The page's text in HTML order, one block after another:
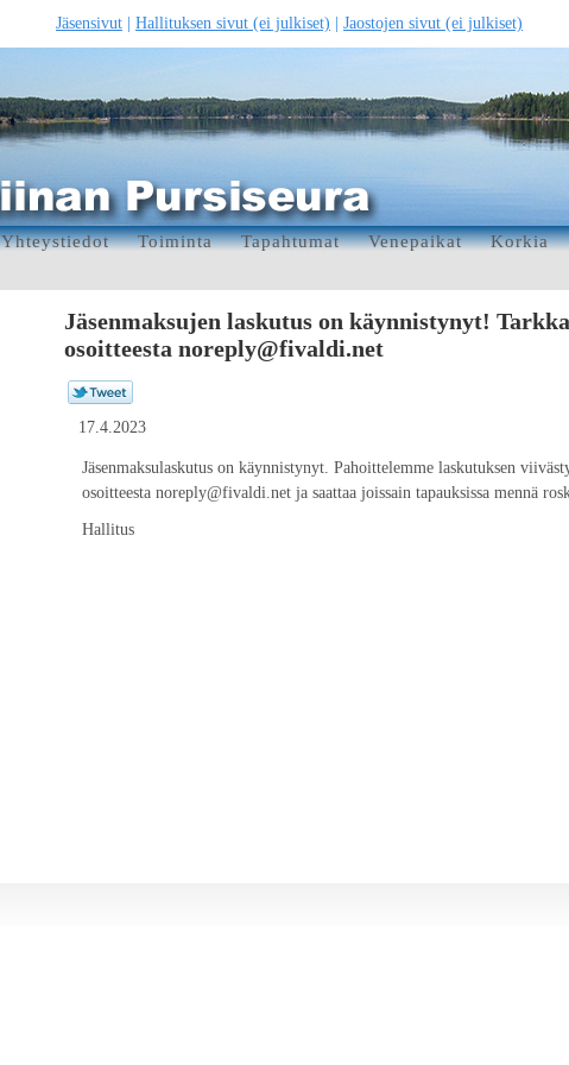
Jäsensivut Hallituksen sivut (ei julkiset) Jaostojen sivut (ei julkiset)
Yhteystiedot Toiminta Tapahtumat Venepaikat Korkia
Jäsenmaksujen laskutus on käynnistynyt!
osoitteesta noreply@fivaldi.net
17.4.2023
Jäsenmaksulaskutus on käynnistynyt. Pahoittelemme laskutuksen
osoitteesta noreply@fivaldi.net ja saattaa joissain tapauksissa mennä
Hallitus